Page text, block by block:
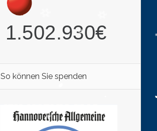
So können Sie spenden